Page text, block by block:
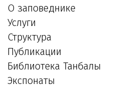
О заповеднике
Услуги
Структура
Публикации
Библиотека Танбалы
Экспонаты